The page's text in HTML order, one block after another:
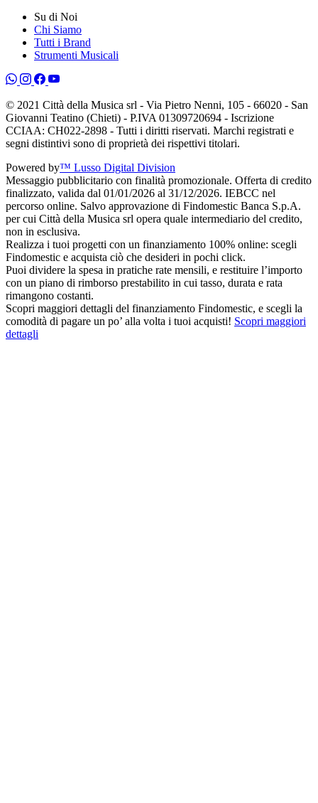
Su di Noi
Chi Siamo
Tutti i Brand
Strumenti Musicali
© 2021 Città della Musica srl - Via Pietro Nenni, 105 - 66020 - San
Giovanni Teatino (Chieti) - P.IVA 01309720694 - Iscrizione
CCIAA: CH022-2898 - Tutti i diritti riservati. Marchi registrati e
segni distintivi sono di proprietà dei rispettivi titolari.
Powered by™ Lusso Digital Division
Messaggio pubblicitario con finalità promozionale. Offerta di credito
finalizzato, valida dal 01/01/2026 al 31/12/2026. IEBCC nel
percorso online. Salvo approvazione di Findomestic Banca S.p.A.
per cui Città della Musica srl opera quale intermediario del credito,
non in esclusiva.
Realizza i tuoi progetti con un finanziamento 100% online: scegli
Findomestic e acquista ciò che desideri in pochi click.
Puoi dividere la spesa in pratiche rate mensili, e restituire l’importo
con un piano di rimborso prestabilito in cui tasso, durata e rata
rimangono costanti.
Scopri maggiori dettagli del finanziamento Findomestic, e scegli la
comodità di pagare un po’ alla volta i tuoi acquisti! Scopri maggiori
dettagli